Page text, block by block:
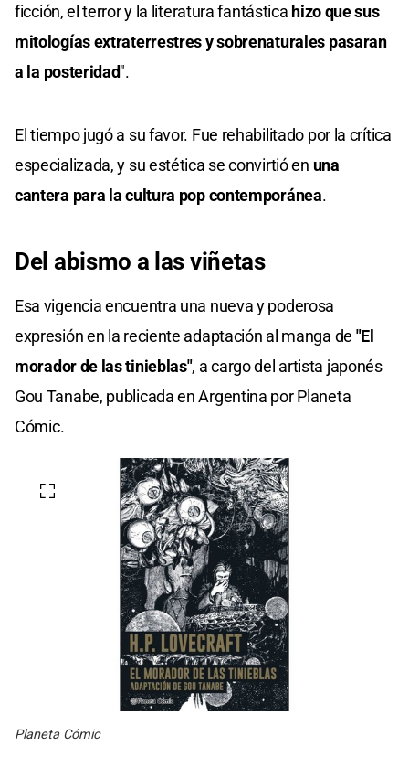
ficción, el terror y la literatura fantástica hizo que sus
mitologías extraterrestres y sobrenaturales pasaran
a la posteridad".
El tiempo jugó a su favor. Fue rehabilitado por la crítica
especializada, y su estética se convirtió en una
cantera para la cultura pop contemporánea.
Del abismo a las viñetas
Esa vigencia encuentra una nueva y poderosa
expresión en la reciente adaptación al manga de "El
morador de las tinieblas", a cargo del artista japonés
Gou Tanabe, publicada en Argentina por Planeta
Cómic.
Planeta Cómic